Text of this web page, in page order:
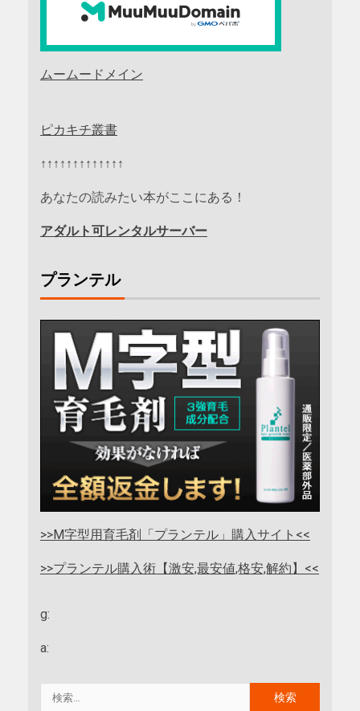
ムームードメイン
ピカキチ叢書
↑↑↑↑↑↑↑↑↑↑↑↑↑
あなたの読みたい本がここにある！
アダルト可レンタルサーバー
プランテル
>>M字型用育毛剤「プランテル」購入サイト<<
>>プランテル購入術【激安,最安値,格安,解約】<<
g:
a: